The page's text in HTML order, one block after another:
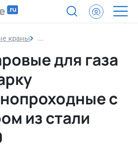
краны Краны шаровые для газа
для газа
с
из стали